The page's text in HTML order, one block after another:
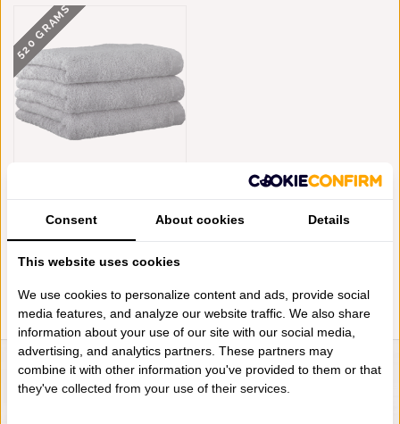
520 GRAMS
CAWÖ GRIJZE
HANDDOEKENLIJN LIFESTYLE
PLATIN, UNI 7007 (705)
€4,95
LIENSLINNENWINKEL.NL
Consent About cookies Details
This website uses cookies
We use cookies to personalize content and ads, provide social
media features, and analyze our website traffic. We also share
information about your use of our site with our social media,
advertising, and analytics partners. These partners may
combine it with other information you've provided to them or that
they've collected from your use of their services.